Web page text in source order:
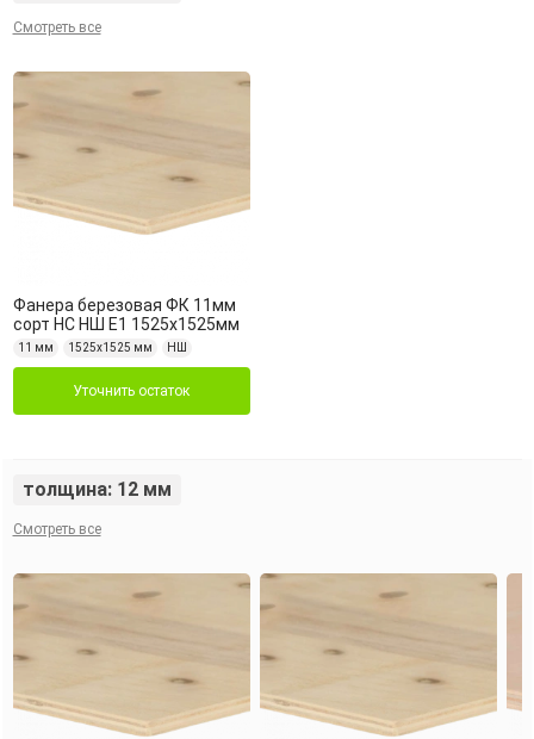
Смотреть все
Фанера березовая ФК 11мм
сорт НС НШ Е1 1525х1525мм
11 мм 1525х1525 мм НШ
Уточнить остаток
толщина: 12 мм
Смотреть все